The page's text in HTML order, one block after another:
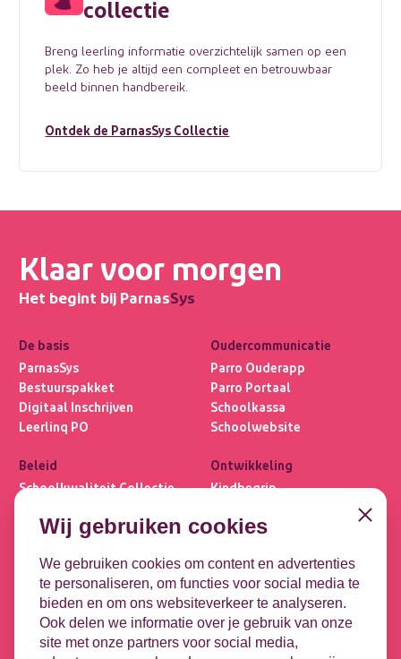
collectie
Breng leerling informatie overzichtelijk samen op een
plek. Zo heb je altijd een compleet en betrouwbaar
beeld binnen handbereik.
Ontdek de ParnasSys Collectie
Klaar voor morgen
Het begint bij ParnasSys
De basis
ParnasSys
Bestuurspakket
Digitaal Inschrijven
Leerlinq PO
Beleid
Schoolkwaliteit Collectie
Privacybasis
Oudercommunicatie
Parro Ouderapp
Parro Portaal
Schoolkassa
Schoolwebsite
Ontwikkeling
Kindbegrip
OPP
Koppelingen
DULT
Google
Microsoft
Contact
Leeuwenbrug 1-51
7411 TE Deventer
Wij gebruiken cookies
We gebruiken cookies om content en advertenties
te personaliseren, om functies voor social media te
bieden en om ons websiteverkeer te analyseren.
Ook delen we informatie over je gebruik van onze
site met onze partners voor social media,
Close